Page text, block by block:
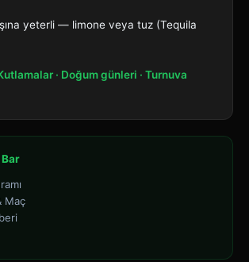
yeterli — limone veya tuz (Tequila
· Doğum günleri · Turnuva
Maç